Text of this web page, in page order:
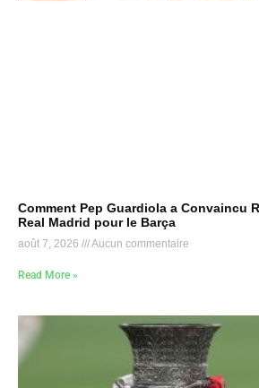
Comment Pep Guardiola a Convaincu
Real Madrid pour le Barça
août 7, 2026 Aucun commentaire
Read More »